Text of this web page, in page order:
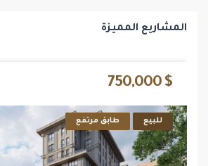
المشاريع المميزة
$ 750,000
للبيع طابق مرتفع